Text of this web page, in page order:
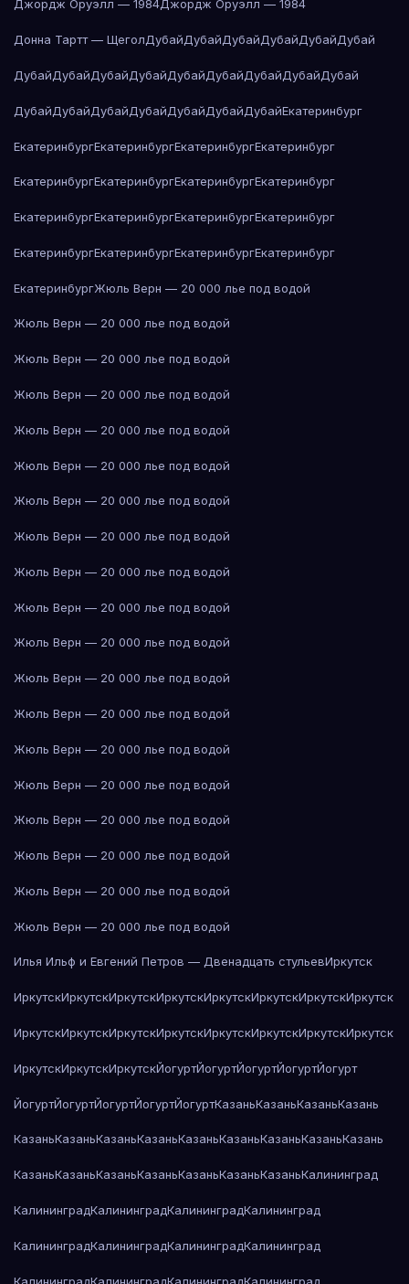
Джордж Оруэлл — 1984Джордж Оруэлл — 1984
Донна Тартт — ЩеголДубайДубайДубайДубайДубайДубай
ДубайДубайДубайДубайДубайДубайДубайДубайДубай
ДубайДубайДубайДубайДубайДубайДубайЕкатеринбург
ЕкатеринбургЕкатеринбургЕкатеринбургЕкатеринбург
ЕкатеринбургЕкатеринбургЕкатеринбургЕкатеринбург
ЕкатеринбургЕкатеринбургЕкатеринбургЕкатеринбург
ЕкатеринбургЕкатеринбургЕкатеринбургЕкатеринбург
ЕкатеринбургЖюль Верн — 20 000 лье под водой
Жюль Верн — 20 000 лье под водой
Жюль Верн — 20 000 лье под водой
Жюль Верн — 20 000 лье под водой
Жюль Верн — 20 000 лье под водой
Жюль Верн — 20 000 лье под водой
Жюль Верн — 20 000 лье под водой
Жюль Верн — 20 000 лье под водой
Жюль Верн — 20 000 лье под водой
Жюль Верн — 20 000 лье под водой
Жюль Верн — 20 000 лье под водой
Жюль Верн — 20 000 лье под водой
Жюль Верн — 20 000 лье под водой
Жюль Верн — 20 000 лье под водой
Жюль Верн — 20 000 лье под водой
Жюль Верн — 20 000 лье под водой
Жюль Верн — 20 000 лье под водой
Жюль Верн — 20 000 лье под водой
Жюль Верн — 20 000 лье под водой
Илья Ильф и Евгений Петров — Двенадцать стульевИркутск
ИркутскИркутскИркутскИркутскИркутскИркутскИркутскИркутск
ИркутскИркутскИркутскИркутскИркутскИркутскИркутскИркутск
ИркутскИркутскИркутскЙогуртЙогуртЙогуртЙогуртЙогурт
ЙогуртЙогуртЙогуртЙогуртЙогуртКазаньКазаньКазаньКазань
КазаньКазаньКазаньКазаньКазаньКазаньКазаньКазаньКазань
КазаньКазаньКазаньКазаньКазаньКазаньКазаньКалининград
КалининградКалининградКалининградКалининград
КалининградКалининградКалининградКалининград
КалининградКалининградКалининградКалининград